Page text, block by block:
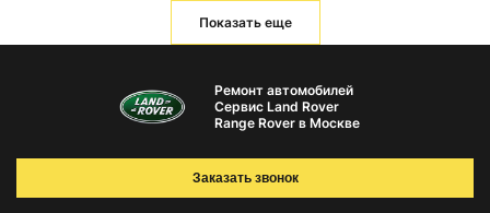
Показать еще
Ремонт автомобилей
Сервис Land Rover
Range Rover в Москве
Заказать звонок